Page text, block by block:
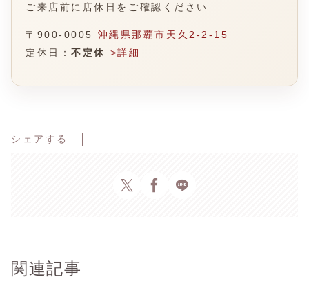
ご来店前に店休日をご確認ください
〒900-0005
沖縄県那覇市天久2-2-15
定休日：不定休 >詳細
シェアする
関連記事